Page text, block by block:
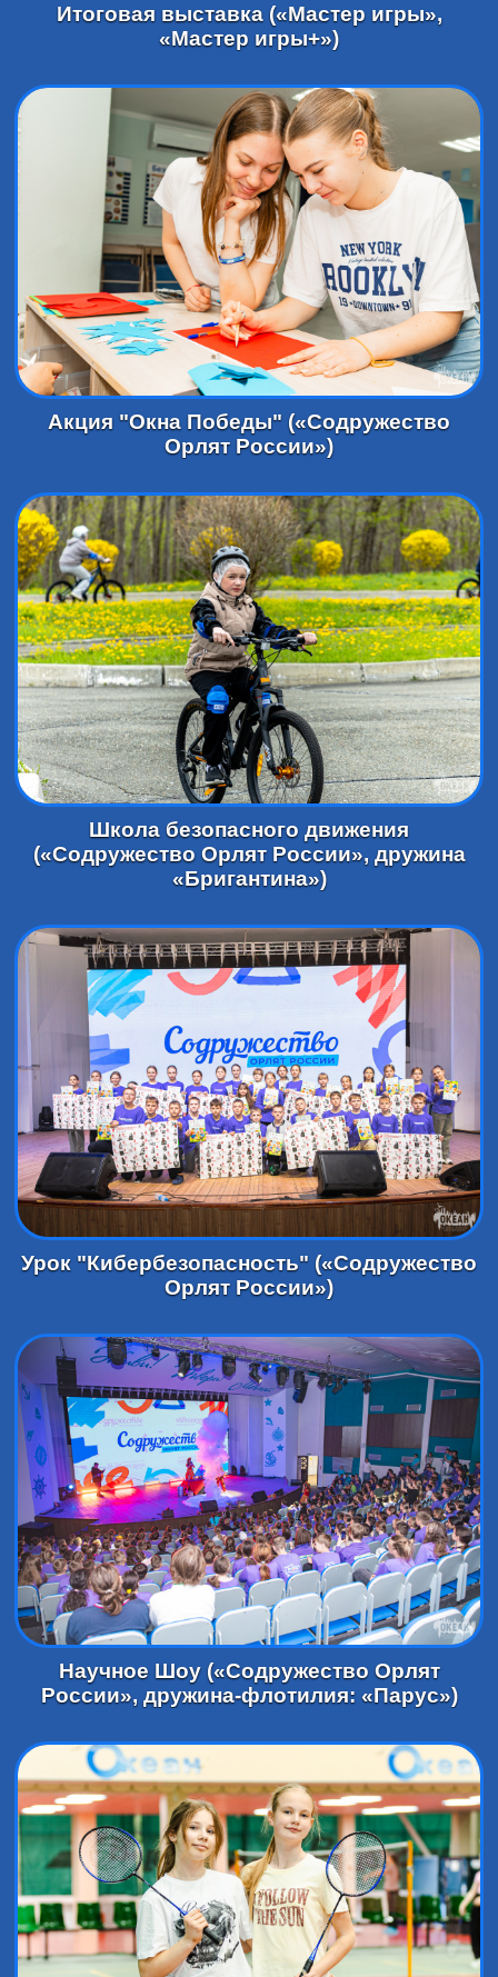
Итоговая выставка («Мастер игры»,
«Мастер игры+»)
Акция "Окна Победы" («Содружество
Орлят России»)
Школа безопасного движения
(«Содружество Орлят России», дружина
«Бригантина»)
Урок "Кибербезопасность" («Содружество
Орлят России»)
Научное Шоу («Содружество Орлят
России», дружина-флотилия: «Парус»)